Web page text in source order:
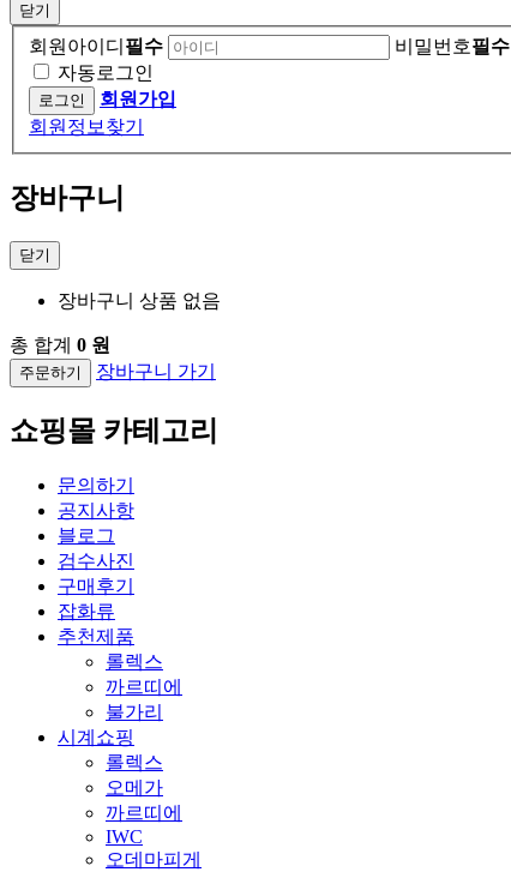
닫기
회원아이디 필수 비밀번호필수
자동로그인
회원가입
회원정보찾기
장바구니
닫기
장바구니 상품 없음
총 합계 0 원
주문하기 장바구니 가기
쇼핑몰 카테고리
문의하기
공지사항
블로그
검수사진
구매후기
잡화류
추천제품
롤렉스
까르띠에
불가리
시계쇼핑
롤렉스
오메가
까르띠에
IWC
오데마피게